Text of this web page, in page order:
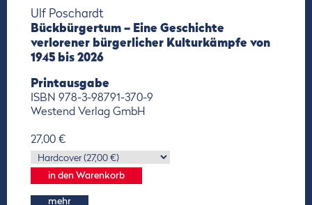
Ulf Poschardt
Bückbürgertum – Eine Geschichte
verlorener bürgerlicher Kulturkämpfe von
1945 bis 2026
Printausgabe
ISBN 978-3-98791-370-9
Westend Verlag GmbH
27,00 €
mehr